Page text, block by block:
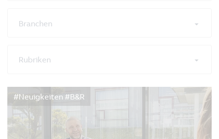
Branchen
Rubriken
Alle Filter zurücksetzen
#Neuigkeiten #B&R